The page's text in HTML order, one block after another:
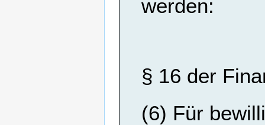
werden:
§ 16 der
(6) Für